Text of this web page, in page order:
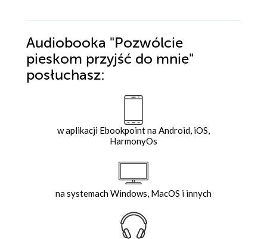
Audiobooka "Pozwólcie
pieskom przyjść do mnie"
posłuchasz:
w aplikacji Ebookpoint na Android, iOS,
HarmonyOs
na systemach Windows, MacOS i innych